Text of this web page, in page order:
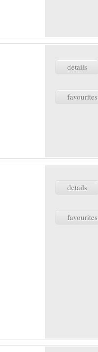
details
favourites
details
favourites